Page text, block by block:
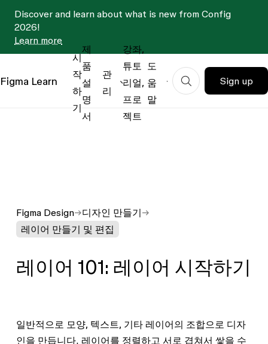
Discover and learn about what is new from Config
2026!
Learn more
Figma Learn
시
작
하
기
제
품
설
명
서
관
리
강좌,
튜토
리얼,
프로
젝트
도
움
말
Sign up
Figma Design
디자인 만들기
레이어 만들기 및 편집
레이어 101: 레이어 시작하기
일반적으로 모양, 텍스트, 기타 레이어의 조합으로 디자
인을 만듭니다. 레이어를 정렬하고 서로 겹쳐서 쌓을 수